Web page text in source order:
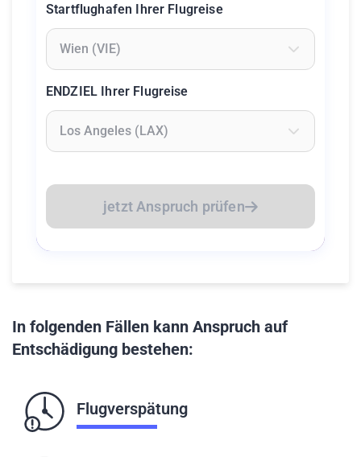
Startflughafen Ihrer Flugreise
ENDZIEL Ihrer Flugreise
jetzt Anspruch prüfen
In folgenden Fällen kann Anspruch auf
Entschädigung bestehen:
Flugverspätung